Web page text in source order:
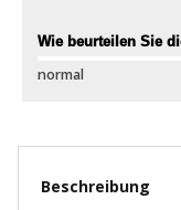
Wie beurteilen Sie
normal
Beschreibung